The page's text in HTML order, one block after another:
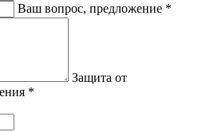
Ваш вопрос, предложение *
Защита от
*